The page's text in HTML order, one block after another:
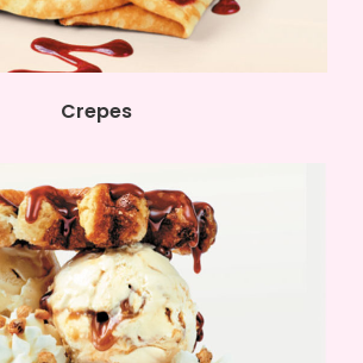
Crepes